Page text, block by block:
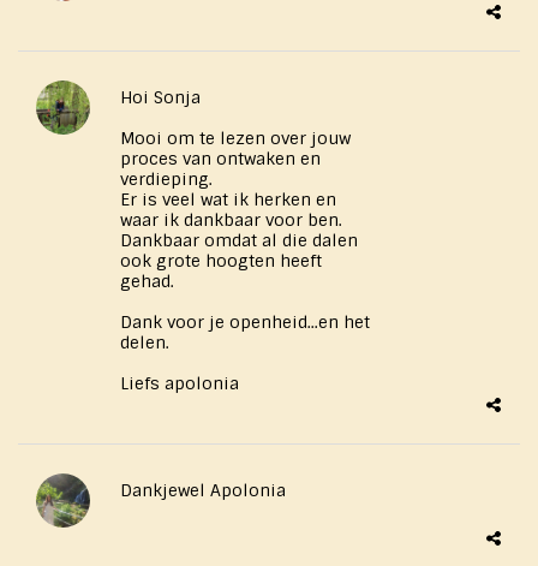
Hoi Sonja
Mooi om te lezen over jouw
proces van ontwaken en
verdieping.
Er is veel wat ik herken en
waar ik dankbaar voor ben.
Dankbaar omdat al die dalen
ook grote hoogten heeft
gehad.
Dank voor je openheid...en het
delen.
Liefs apolonia
Dankjewel Apolonia